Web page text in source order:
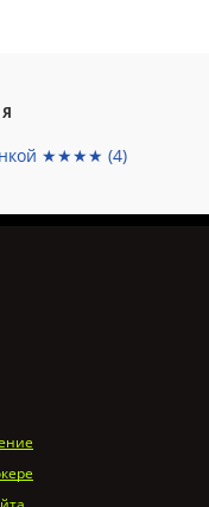
★★★★ (4)